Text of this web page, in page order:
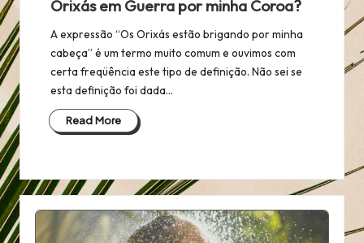
Orixás em Guerra por minha Coroa?
A expressão “Os Orixás estão brigando por minha
cabeça” é um termo muito comum e ouvimos com
certa freqüência este tipo de definição. Não sei se
esta definição foi dada…
Read More